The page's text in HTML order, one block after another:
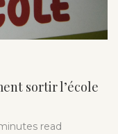
sortir l’école
read